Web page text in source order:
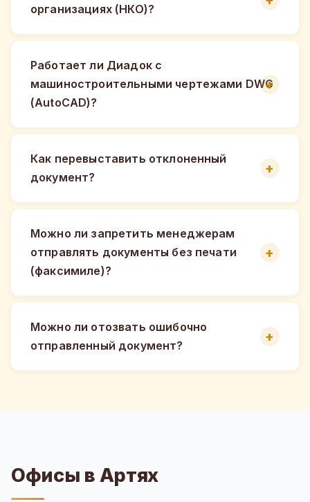
организациях (НКО)?
Работает ли Диадок с
машиностроительными чертежами DWG
(AutoCAD)?
Как перевыставить отклоненный
документ?
Можно ли запретить менеджерам
отправлять документы без печати
(факсимиле)?
Можно ли отозвать ошибочно
отправленный документ?
Офисы в Артях